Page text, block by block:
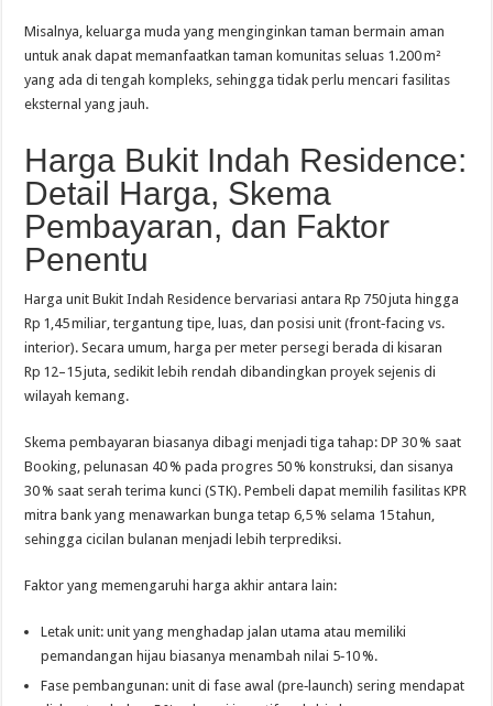
Misalnya, keluarga muda yang menginginkan taman bermain aman
untuk anak dapat memanfaatkan taman komunitas seluas 1.200 m²
yang ada di tengah kompleks, sehingga tidak perlu mencari fasilitas
eksternal yang jauh.
Harga Bukit Indah Residence:
Detail Harga, Skema
Pembayaran, dan Faktor
Penentu
Harga unit Bukit Indah Residence bervariasi antara Rp 750 juta hingga
Rp 1,45 miliar, tergantung tipe, luas, dan posisi unit (front‑facing vs.
interior). Secara umum, harga per meter persegi berada di kisaran
Rp 12–15 juta, sedikit lebih rendah dibandingkan proyek sejenis di
wilayah kemang.
Skema pembayaran biasanya dibagi menjadi tiga tahap: DP 30 % saat
Booking, pelunasan 40 % pada progres 50 % konstruksi, dan sisanya
30 % saat serah terima kunci (STK). Pembeli dapat memilih fasilitas KPR
mitra bank yang menawarkan bunga tetap 6,5 % selama 15 tahun,
sehingga cicilan bulanan menjadi lebih terprediksi.
Faktor yang memengaruhi harga akhir antara lain:
Letak unit: unit yang menghadap jalan utama atau memiliki
pemandangan hijau biasanya menambah nilai 5‑10 %.
Fase pembangunan: unit di fase awal (pre‑launch) sering mendapat